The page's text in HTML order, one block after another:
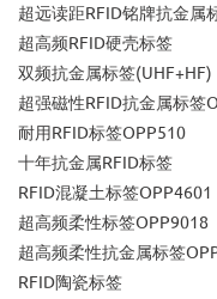
超远读距RFID铭牌抗金属
超高频RFID硬壳标签
双频抗金属标签(UHF+HF)
超强磁性RFID抗金属标签
耐用RFID标签OPP510
十年抗金属RFID标签
RFID混凝土标签OPP4601
超高频柔性标签OPP9018
超高频柔性抗金属标签
RFID陶瓷标签